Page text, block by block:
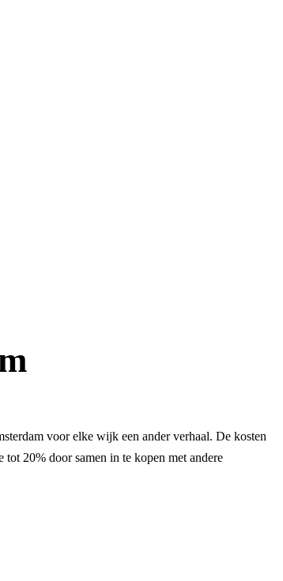
voor elke wijk een ander verhaal. De kosten
20% door samen in te kopen met andere